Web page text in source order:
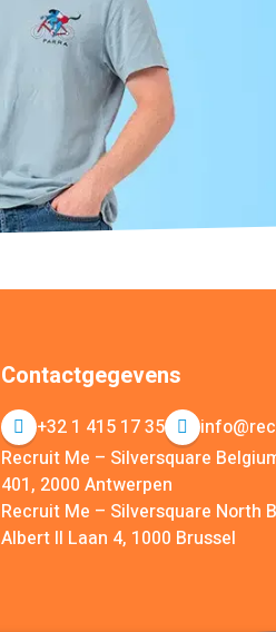
Contactgegevens
+32 1 415 17 35
Recruit Me – Silversquare
401, 2000 Antwerpen
Recruit Me – Silversquare North
Albert II Laan 4, 1000 Brussel